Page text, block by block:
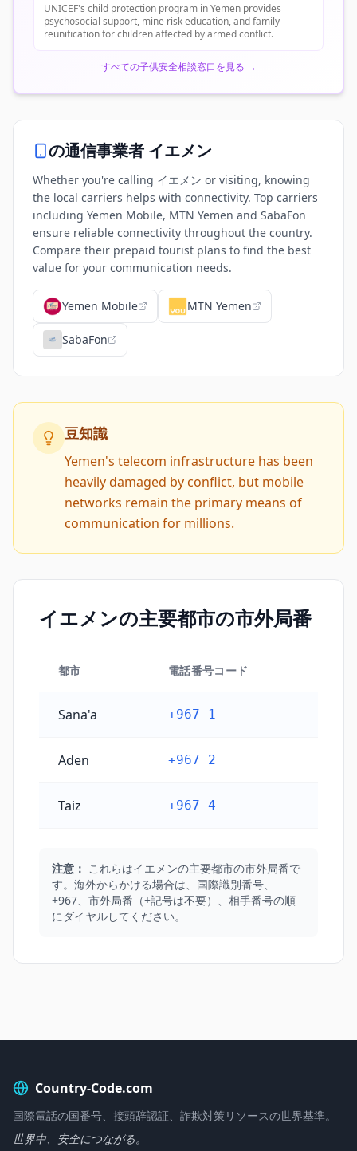
UNICEF's child protection program in Yemen provides
psychosocial support, mine risk education, and family
reunification for children affected by armed conflict.
すべての子供安全相談窓口を見る →
の通信事業者 イエメン
Whether you're calling イエメン or visiting, knowing
the local carriers helps with connectivity. Top carriers
including Yemen Mobile, MTN Yemen and SabaFon
ensure reliable connectivity throughout the country.
Compare their prepaid tourist plans to find the best
value for your communication needs.
Yemen Mobile MTN Yemen
SabaFon
豆知識
Yemen's telecom infrastructure has been
heavily damaged by conflict, but mobile
networks remain the primary means of
communication for millions.
イエメンの主要都市の市外局番
都市 電話番号コード
Sana'a +967 1
Aden +967 2
Taiz +967 4
注意： これらはイエメンの主要都市の市外局番で
す。海外からかける場合は、国際識別番号、
+967、市外局番（+記号は不要）、相手番号の順
にダイヤルしてください。
Country-Code.com
国際電話の国番号、接頭辞認証、詐欺対策リソースの世界基準。
世界中、安全につながる。